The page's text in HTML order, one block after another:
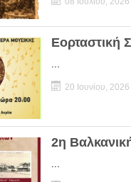
9Ο Σεμινάριο
Εορταστική
20 Ιουνίου, 2026
2η